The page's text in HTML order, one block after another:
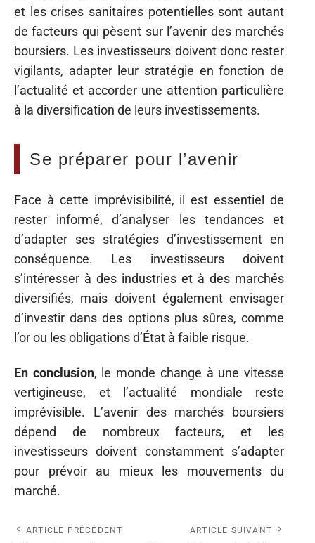
et les crises sanitaires potentielles sont autant
de facteurs qui pèsent sur l’avenir des marchés
boursiers. Les investisseurs doivent donc rester
vigilants, adapter leur stratégie en fonction de
l’actualité et accorder une attention particulière
à la diversification de leurs investissements.
Se préparer pour l’avenir
Face à cette imprévisibilité, il est essentiel de
rester informé, d’analyser les tendances et
d’adapter ses stratégies d’investissement en
conséquence. Les investisseurs doivent
s’intéresser à des industries et à des marchés
diversifiés, mais doivent également envisager
d’investir dans des options plus sûres, comme
l’or ou les obligations d’État à faible risque.
En conclusion, le monde change à une vitesse
vertigineuse, et l’actualité mondiale reste
imprévisible. L’avenir des marchés boursiers
dépend de nombreux facteurs, et les
investisseurs doivent constamment s’adapter
pour prévoir au mieux les mouvements du
marché.
ARTICLE PRÉCÉDENT ARTICLE SUIVANT